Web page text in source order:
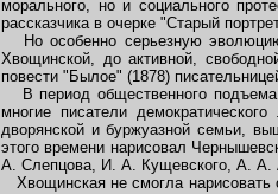
морального, но и социального
рассказчика в очерке "Старый
Но особенно серьезную
Хвощинской, до активной,
повести "Былое" (1878)
В период общественного подъема
многие писатели
дворянской и буржуазной семьи,
этого времени нарисовал
А. Слепцова, И. А. Кущевского, А. А.
Хвощинская не смогла нарисовать